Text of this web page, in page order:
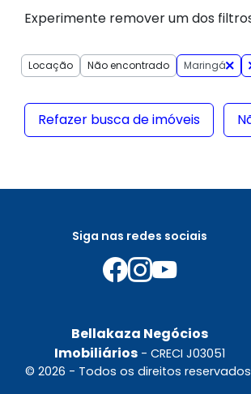
Locação Não encontrado Maringá
Experimente remover um dos
Refazer busca de imóveis
Siga nas redes sociais
Bellakaza Negócios
Imobiliários- CRECI J03051
© 2026 - Todos os direitos